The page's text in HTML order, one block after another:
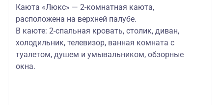
Каюта «Люкс» — 2-комнатная каюта,
расположена на верхней палубе.
В каюте: 2-спальная кровать, столик, диван,
холодильник, телевизор, ванная комната с
туалетом, душем и умывальником, обзорные
окна.